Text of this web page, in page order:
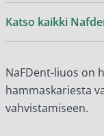
Katso kaikki
NaFDent-liuos on
hammaskariesta
vahvistamiseen.